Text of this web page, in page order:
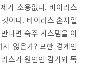
가 소용없다. 바이러스
이다. 바이러스 혼자일
나면 숙주 시스템을 이
않은가? 묘한 경계인
스가 원인인 감기와 독